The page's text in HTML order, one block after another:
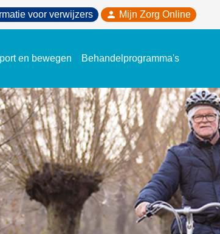
voor verwijzers Mijn Zorg Online
en bewegen Behandelprogramma's